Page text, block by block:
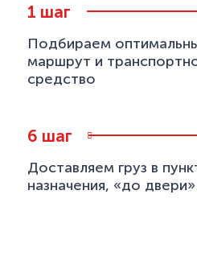
шаг
Подбираем
маршрут и
средство
шаг
Доставляем груз в
назначения, «до двери»